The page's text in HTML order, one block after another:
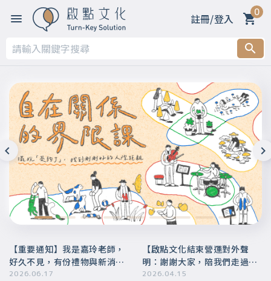
註冊/登入 0
【重要通知】我是嘉玲老師，
好久不見，有份禮物與新消息
要帶給你
2026.06.17
【啟點文化結束營運對外聲
明：謝謝大家，陪我們走過這
段美好的旅程】
2026.04.15